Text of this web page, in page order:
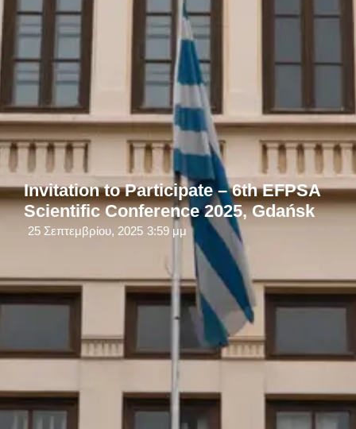
Invitation to Participate – 6th EFPSA
Scientific Conference 2025, Gdańsk
25 Σεπτεμβρίου, 2025 3:59 μμ